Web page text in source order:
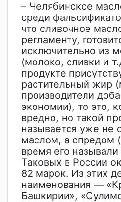
– Челябинское
среди
что сливочное
регламенту,
исключительно из
(молоко, сливки и
продукте
растительный жир
производители
экономии), то это,
вредно, но такой
называется уже не
маслом, а спредом
время его
Таковых в России
82 марок. Из этих
наименования —
Башкирии»,